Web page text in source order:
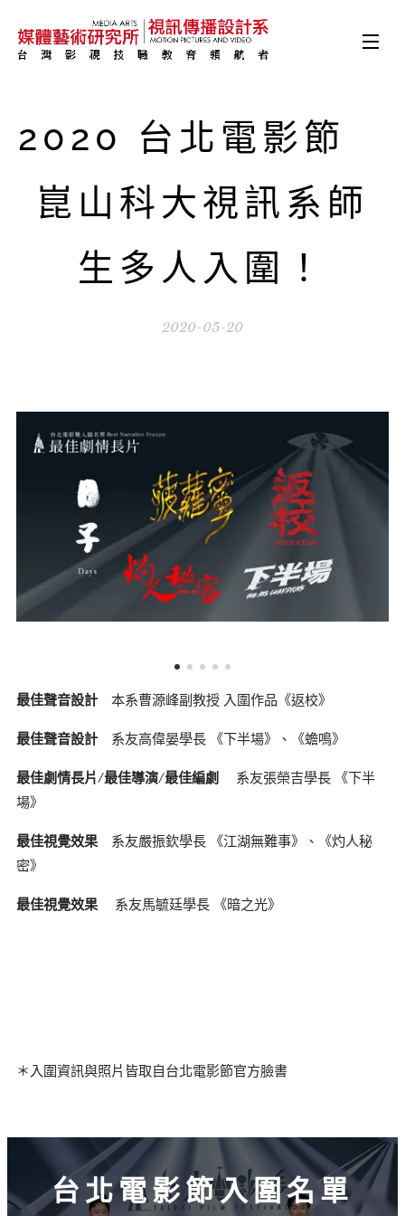
2020 台北電影節
崑山科大視訊系師
生多人入圍！
2020-05-20
最佳聲音設計 本系曹源峰副教授 入圍作品《返校》
最佳聲音設計 系友高偉晏學長 《下半場》、《蟾鳴》
最佳劇情長片/最佳導演/最佳編劇 系友張榮吉學長 《下半
場》
最佳視覺效果 系友嚴振欽學長 《江湖無難事》、《灼人秘
密》
最佳視覺效果 系友馬毓廷學長 《暗之光》
＊入圍資訊與照片皆取自台北電影節官方臉書
台北電影節入圍名單